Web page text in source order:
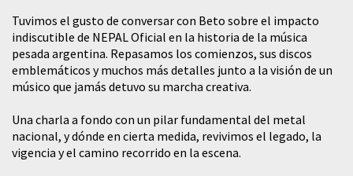
Tuvimos el gusto de conversar con Beto sobre el impacto
indiscutible de NEPAL Oficial en la historia de la música
pesada argentina. Repasamos los comienzos, sus discos
emblemáticos y muchos más detalles junto a la visión de un
músico que jamás detuvo su marcha creativa.
​Una charla a fondo con un pilar fundamental del metal
nacional, y dónde en cierta medida, revivimos el legado, la
vigencia y el camino recorrido en la escena.